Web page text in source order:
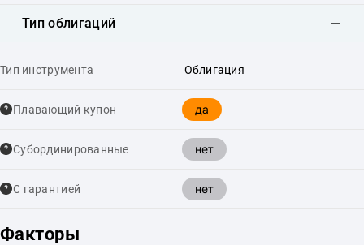
Тип облигаций
Тип инструмента Облигация
Плавающий купон да
Cубординированные нет
С гарантией нет
Факторы